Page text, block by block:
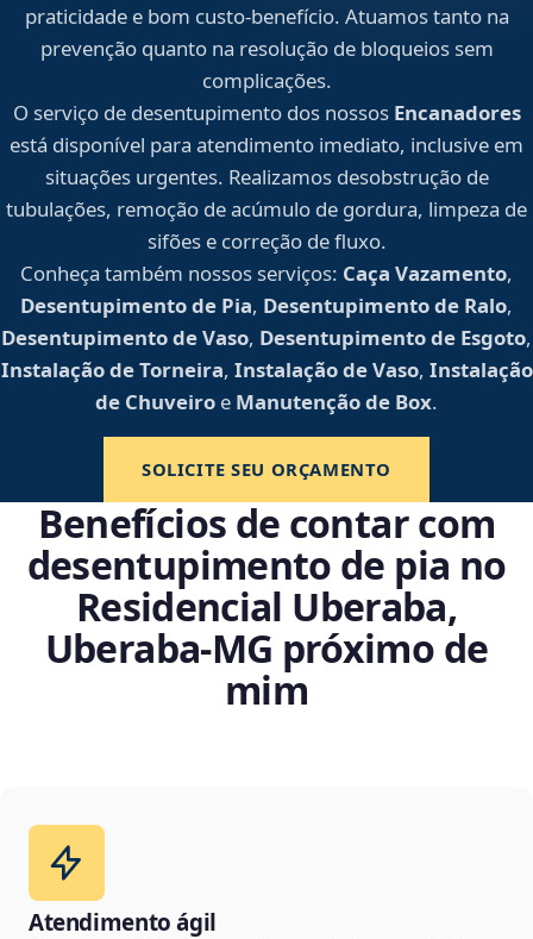
praticidade e bom custo-benefício. Atuamos tanto na
prevenção quanto na resolução de bloqueios sem
complicações.
O serviço de desentupimento dos nossos Encanadores
está disponível para atendimento imediato, inclusive em
situações urgentes. Realizamos desobstrução de
tubulações, remoção de acúmulo de gordura, limpeza de
sifões e correção de fluxo.
Conheça também nossos serviços: Caça Vazamento,
Desentupimento de Pia, Desentupimento de Ralo,
Desentupimento de Vaso, Desentupimento de Esgoto,
Instalação de Torneira, Instalação de Vaso, Instalação
de Chuveiro e Manutenção de Box.
SOLICITE SEU ORÇAMENTO
Benefícios de contar com
desentupimento de pia no
Residencial Uberaba,
Uberaba‑MG próximo de
mim
Atendimento ágil